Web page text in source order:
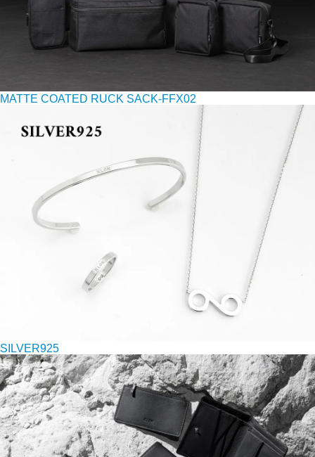
MATTE COATED RUCK SACK-FFX02
SILVER925